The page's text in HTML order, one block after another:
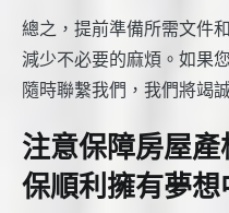
總之，提前準備所需文件
減少不必要的麻煩。如果
隨時聯繫我們，我們將竭
注意保障房屋
保順利擁有夢